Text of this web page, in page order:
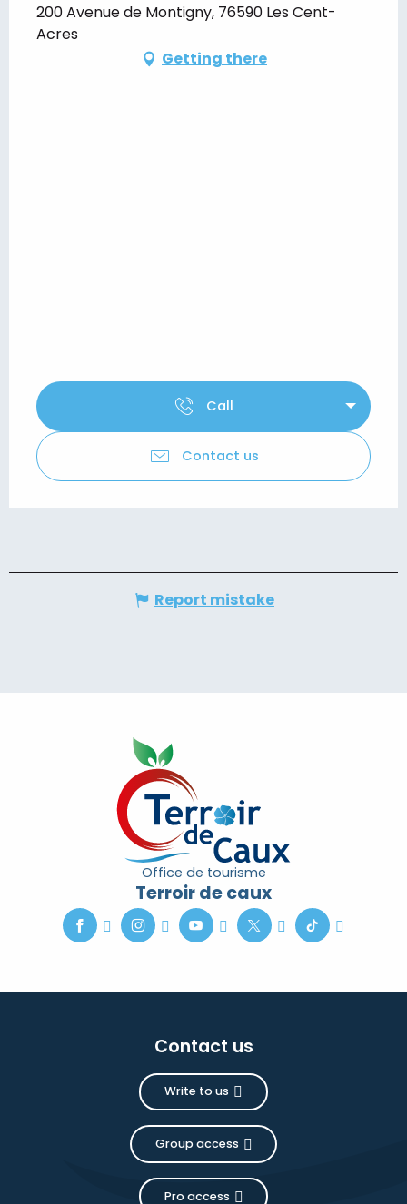
200 Avenue de Montigny, 76590 Les Cent-
Acres
Getting there
Call
Contact us
Report mistake
Office de tourisme
Terroir de caux
Contact us
Write to us
Group access
Pro access